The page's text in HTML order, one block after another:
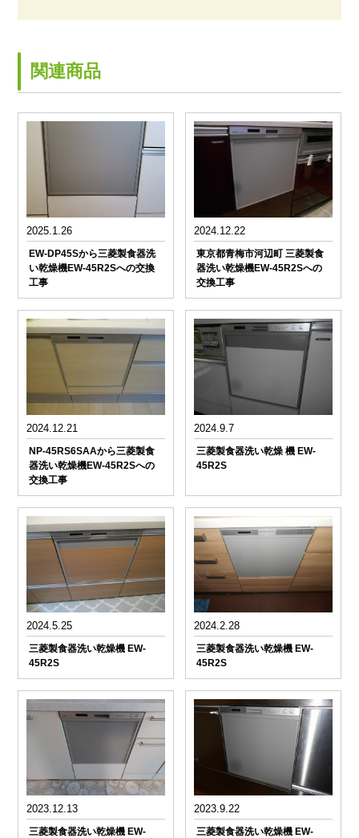
関連商品
2025.1.26
EW-DP45Sから三菱製食器洗
い乾燥機EW-45R2Sへの交換
工事
2024.12.22
東京都青梅市河辺町 三菱製食
器洗い乾燥機EW-45R2Sへの
交換工事
2024.12.21
NP-45RS6SAAから三菱製食
器洗い乾燥機EW-45R2Sへの
交換工事
2024.9.7
三菱製食器洗い乾燥 機 EW-
45R2S
2024.5.25
三菱製食器洗い乾燥機 EW-
45R2S
2024.2.28
三菱製食器洗い乾燥機 EW-
45R2S
2023.12.13
三菱製食器洗い乾燥機 EW-
2023.9.22
三菱製食器洗い乾燥機 EW-